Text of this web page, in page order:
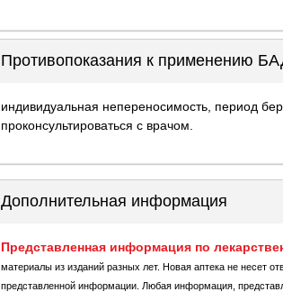
Противопоказания к применению
индивидуальная непереносимость, период
проконсультироваться с врачом.
Дополнительная информация
Представленная информация по
материалы из изданий разных лет. Новая аптека не несет
представленной информации. Любая информация,